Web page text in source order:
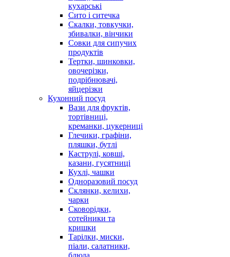
кухарські
Сито і ситечка
Скалки, товкучки,
збивалки, вінчики
Совки для сипучих
продуктів
Тертки, шинковки,
овочерізки,
подрібнювачі,
яйцерізки
Кухонний посуд
Вази для фруктів,
тортівниці,
креманки, цукерниці
Глечики, графіни,
пляшки, бутлі
Каструлі, ковші,
казани, гусятниці
Кухлі, чашки
Одноразовий посуд
Склянки, келихи,
чарки
Сковорідки,
сотейники та
кришки
Тарілки, миски,
піали, салатники,
блюда